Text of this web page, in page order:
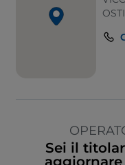
Sei il